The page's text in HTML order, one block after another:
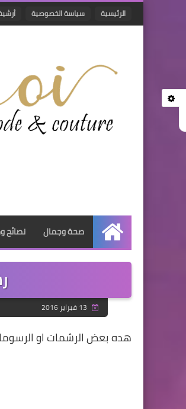
الرئيسية سياسة الخصوصية
الرئيسية
صحة وجمال نصائح
هده بعض الرشمات او